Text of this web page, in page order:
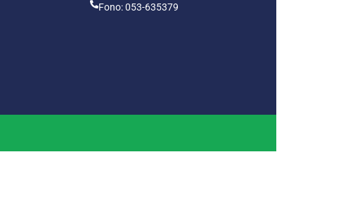
Fono: 053-635379